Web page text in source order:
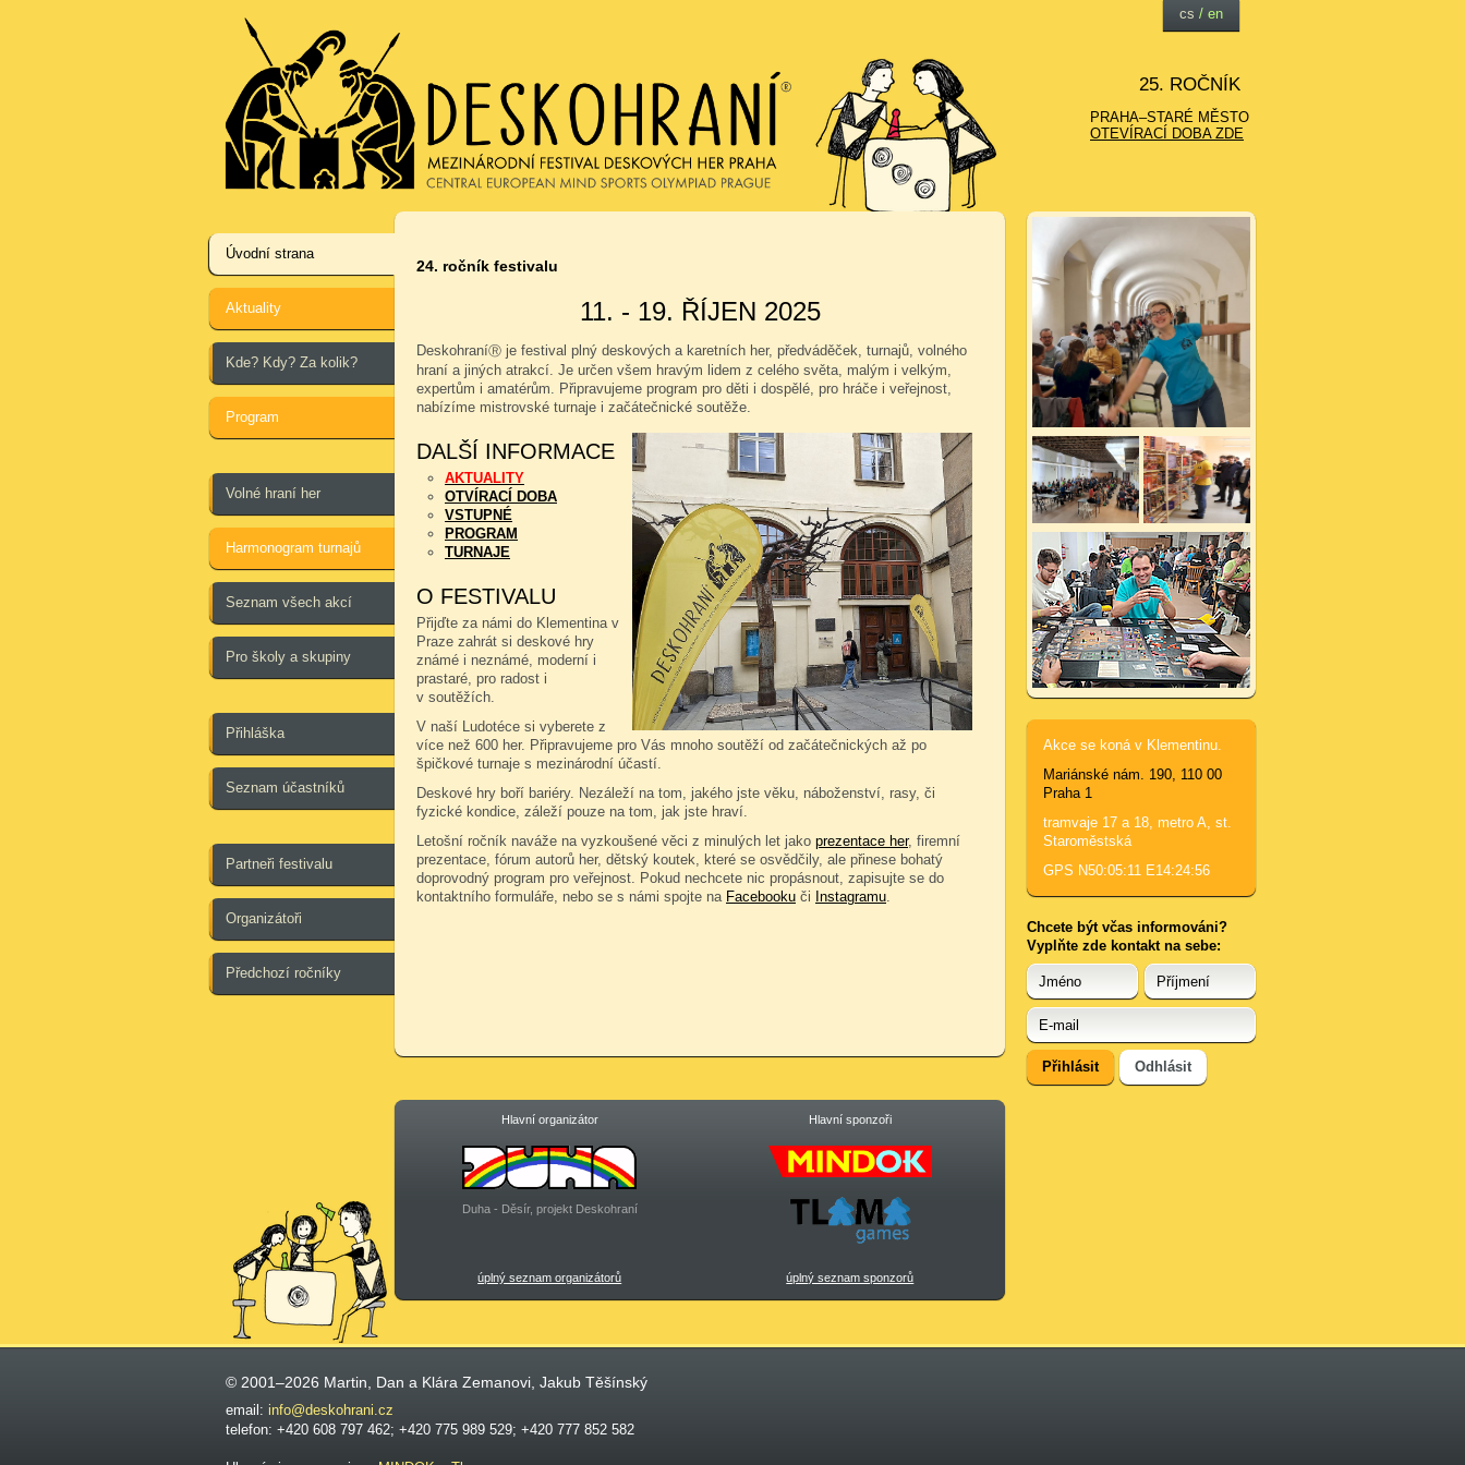
25. ROČNÍK
PRAHA–STARÉ MĚSTO
OTEVÍRACÍ DOBA ZDE
cs / en
Úvodní strana
Aktuality
Kde? Kdy? Za kolik?
Program
Volné hraní her
Harmonogram turnajů
Seznam všech akcí
Pro školy a skupiny
Přihláška
Seznam účastníků
Partneři festivalu
Organizátoři
Předchozí ročníky
24. ročník festivalu
11. - 19. ŘÍJEN 2025
DeskohraníⓇ je festival plný deskových a karetních her, předváděček, turnajů, volného
hraní a jiných atrakcí. Je určen všem hravým lidem z celého světa, malým i velkým,
expertům i amatérům. Připravujeme program pro děti i dospělé, pro hráče i veřejnost,
nabízíme mistrovské turnaje i začátečnické soutěže.
DALŠÍ INFORMACE
AKTUALITY
OTVÍRACÍ DOBA
VSTUPNÉ
PROGRAM
TURNAJE
O FESTIVALU
Přijďte za námi do Klementina v
Praze zahrát si deskové hry
známé i neznámé, moderní i
prastaré, pro radost i
v soutěžích.
V naší Ludotéce si vyberete z
více než 600 her. Připravujeme pro Vás mnoho soutěží od začátečnických až po
špičkové turnaje s mezinárodní účastí.
Deskové hry boří bariéry. Nezáleží na tom, jakého jste věku, náboženství, rasy, či
fyzické kondice, záleží pouze na tom, jak jste hraví.
Letošní ročník naváže na vyzkoušené věci z minulých let jako prezentace her, firemní
prezentace, fórum autorů her, dětský koutek, které se osvědčily, ale přinese bohatý
doprovodný program pro veřejnost. Pokud nechcete nic propásnout, zapisujte se do
kontaktního formuláře, nebo se s námi spojte na Facebooku či Instagramu.
Hlavní organizátor Hlavní sponzoři
Duha - Děsír, projekt Deskohraní
úplný seznam organizátorů úplný seznam sponzorů
Akce se koná v Klementinu.
Mariánské nám. 190, 110 00
Praha 1
tramvaje 17 a 18, metro A, st.
Staroměstská
GPS N50:05:11 E14:24:56
Chcete být včas informováni?
Vyplňte zde kontakt na sebe:
© 2001–2026 Martin, Dan a Klára Zemanovi, Jakub Těšínský
email: info@deskohrani.cz
telefon: +420 608 797 462; +420 775 989 529; +420 777 852 582